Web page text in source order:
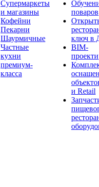
Супермаркеты
и магазины
Кофейни
Пекарни
Шаурмичные
Частные
кухни
премиум-
класса
поваров
ключ в
BIM-
и Retail